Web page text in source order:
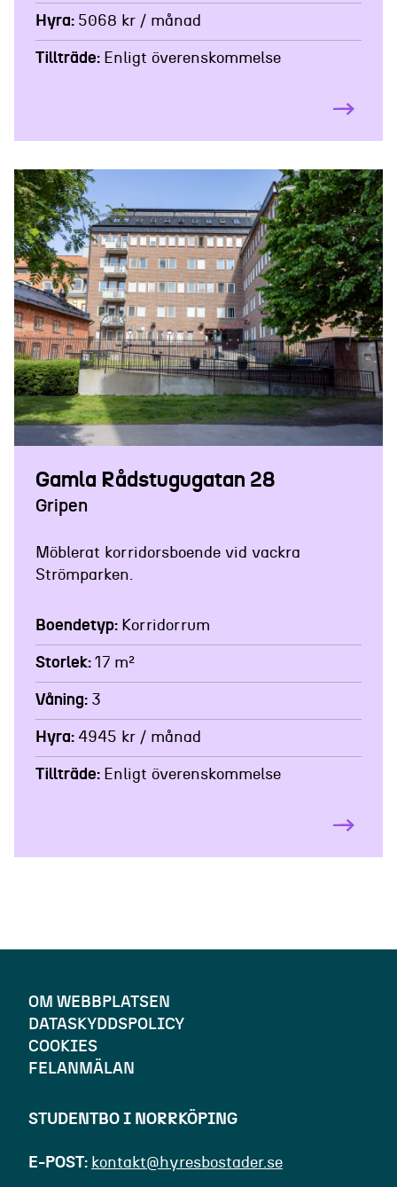
Hyra 5068 kr / månad
Tillträde Enligt överenskommelse
Gamla Rådstugugatan 28
Gripen
Möblerat korridorsboende vid vackra
Strömparken.
Boendetyp Korridorrum
Storlek 17 m²
Våning 3
Hyra 4945 kr / månad
Tillträde Enligt överenskommelse
OM WEBBPLATSEN
DATASKYDDSPOLICY
COOKIES
FELANMÄLAN
STUDENTBO I NORRKÖPING
E-POST kontakt@hyresbostader.se